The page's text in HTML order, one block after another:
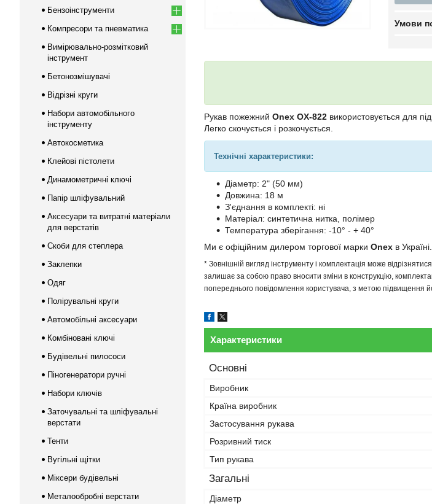
Рукав пожежний Onex OX-822 використовується для
Легко скочується і розкочується.
Технічні характеристики:
Діаметр: 2" (50 мм)
Довжина: 18 м
З'єднання в комплекті: ні
Матеріал: синтетична нитка, полімер
Температура зберігання: -10° - + 40°
Ми є офіційним дилером торгової марки Onex в
* Зовнішній вигляд інструменту і комплектація може
залишає за собою право вносити зміни в конструкцію,
попереднього повідомлення користувача, з метою підвищення
Характеристики
Основні
Виробник
Країна виробник
Застосування рукава
Розривний тиск
Тип рукава
Загальні
Діаметр
Бензоінструменти
Компресори та пневматика
Вимірювально-розмітковий
інструмент
Бетонозмішувачі
Відрізні круги
Набори автомобільного
інструменту
Автокосметика
Клейові пістолети
Динамометричні ключі
Папір шліфувальний
Аксесуари та витратні матеріали
для верстатів
Скоби для степлера
Заклепки
Одяг
Полірувальні круги
Автомобільні аксесуари
Комбіновані ключі
Будівельні пилососи
Піногенератори ручні
Набори ключів
Заточувальні та шліфувальні
верстати
Тенти
Вугільні щітки
Міксери будівельні
Металообробні верстати